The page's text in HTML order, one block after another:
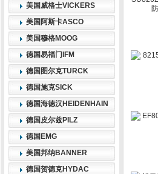
美国威格士VICKERS
美国阿斯卡ASCO
美国穆格MOOG
德国易福门IFM
德国图尔克TURCK
德国施克SICK
德国海德汉HEIDENHAIN
德国皮尔兹PILZ
德国EMG
美国邦纳BANNER
德国贺德克HYDAC